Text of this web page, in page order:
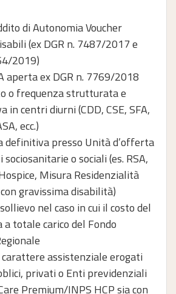
di Autonomia Voucher
(ex DGR n. 7487/2017 e
2019)
aperta ex DGR n. 7769/2018
o frequenza strutturata e
in centri diurni (CDD, CSE, SFA,
ecc.)
definitiva presso Unità d’offerta
o sociali (es. RSA,
Misura Residenzialità
gravissima disabilità)
nel caso in cui il costo del
a totale carico del Fondo
assistenziale erogati
privati o Enti previdenziali
Premium/INPS HCP sia con